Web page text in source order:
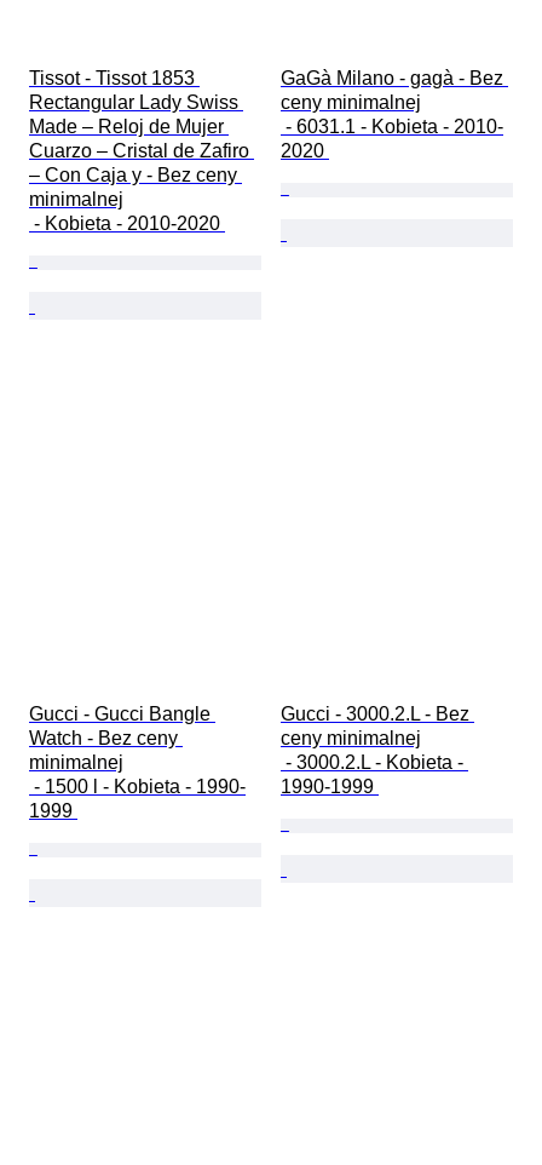
Tissot - Tissot 1853
Rectangular Lady Swiss
Made – Reloj de Mujer
Cuarzo – Cristal de Zafiro
– Con Caja y - Bez ceny
minimalnej
- Kobieta - 2010-2020
GaGà Milano - gagà - Bez
ceny minimalnej
2020
Gucci - Gucci Bangle
Watch - Bez ceny
minimalnej
1999
Gucci - 3000.2.L - Bez
ceny minimalnej
1990-1999